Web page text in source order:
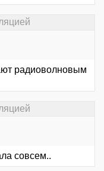
радиоволновым
совсем..